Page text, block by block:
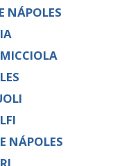
NÁPOLES
NÁPOLES